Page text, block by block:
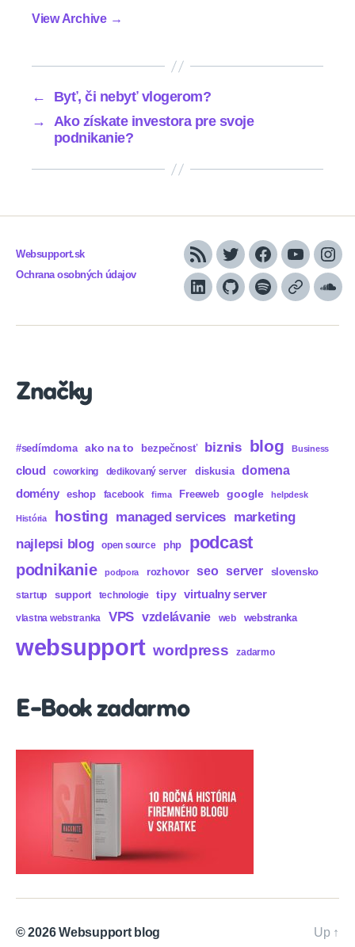
View Archive →
←
Byť, či nebyť vlogerom?
→
Ako získate investora pre svoje
podnikanie?
Websupport.sk
Ochrana osobných údajov
RSS TwitterFacebook
YouTube
LinkedInGitHubSpotifyApple
Značky
#sedímdoma ako na to bezpečnosť biznis blog Business
cloud coworking dedikovaný server diskusia domena
domény eshop facebook firma Freeweb google helpdesk
História hosting managed services marketing
najlepsi blog open source php podcast
podnikanie podpora rozhovor seo server slovensko
startup support technologie tipy virtualny server
vlastna webstranka VPS vzdelávanie web webstranka
websupport wordpress zadarmo
E-Book zadarmo
© 2026Websupport blog Up ↑